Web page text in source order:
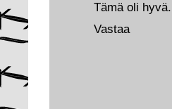
Tämä oli hyvä.
Vastaa